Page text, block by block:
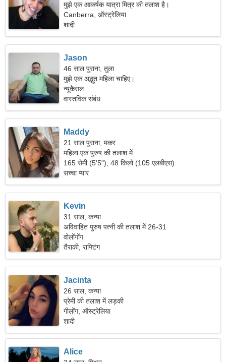
मुझे एक आकर्षक यात्रा मित्र की तलाश है।
Canberra, ऑस्ट्रेलिया
शादी
Jason
46 साल पुराना, तुला
मुझे एक अद्भुत महिला चाहिए।
न्यूकैसल
वास्तविक संबंध
Maddy
21 साल पुराना, मकर
महिला एक पुरुष की तलाश में
165 सेमी (5'5"), 48 किलो (105 एलबीएस)
सच्चा प्यार
Kevin
31 साल, कन्या
अविवाहित पुरुष पत्नी की तलाश में 26-31
वोलोंगोंग
तैराकी, राफ्टिंग
Jacinta
26 साल, कन्या
प्रेमी की तलाश में लड़की
गीलोंग, ऑस्ट्रेलिया
शादी
Alice